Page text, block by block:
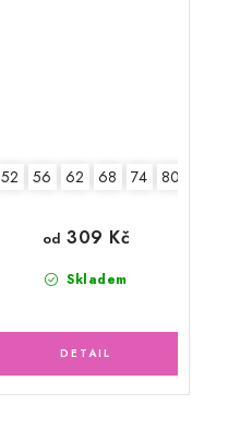
52 56 62 68 74 80
Skladem
od 309 Kč